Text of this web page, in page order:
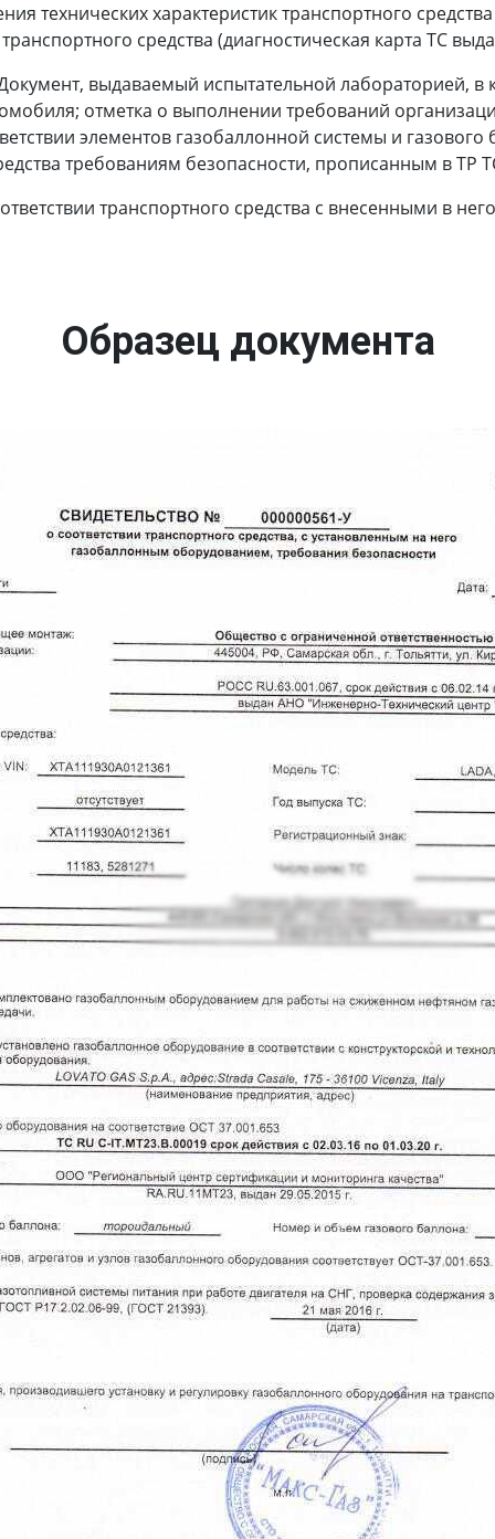
технических характеристик транспортного
средства (диагностическая карта ТС
выдаваемый испытательной лабораторией,
отметка о выполнении требований
элементов газобаллонной системы и газового
требованиям безопасности, прописанным в ТР
транспортного средства с внесенными в
Образец документа